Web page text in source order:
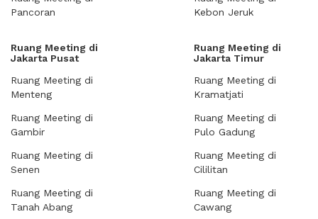
Pancoran
Kebon Jeruk
Ruang Meeting di
Jakarta Pusat
Ruang Meeting di
Menteng
Ruang Meeting di
Gambir
Ruang Meeting di
Senen
Ruang Meeting di
Tanah Abang
Ruang Meeting di
Jakarta Timur
Ruang Meeting di
Kramatjati
Ruang Meeting di
Pulo Gadung
Ruang Meeting di
Cililitan
Ruang Meeting di
Cawang